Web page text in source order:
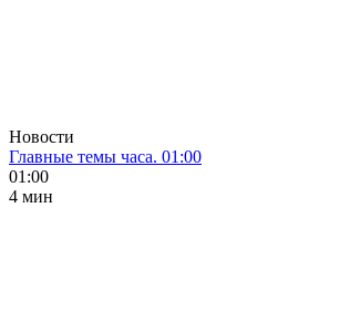
Новости
Главные темы часа. 01:00
01:00
4 мин